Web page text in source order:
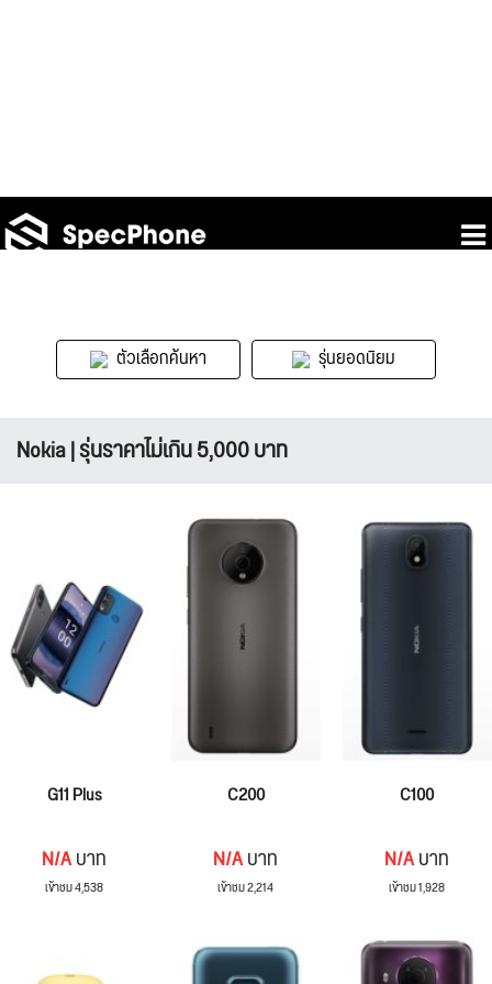
ตัวเลือกค้นหา รุ่นยอดนิยม
Nokia | รุ่นราคาไม่เกิน 5,000 บาท
G11 Plus
N/Aบาท
เข้าชม 4,538
C200
N/Aบาท
เข้าชม 2,214
C100
N/Aบาท
เข้าชม 1,928